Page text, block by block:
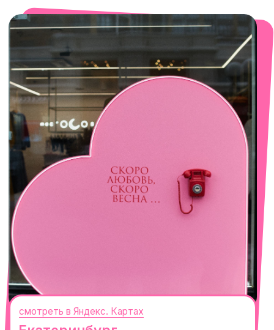
Село Эстосадок, ТРЦ Горки Молл,
Горная Карусель, 3
+7 (919) 374-04-04
с 10-00 до 22-00